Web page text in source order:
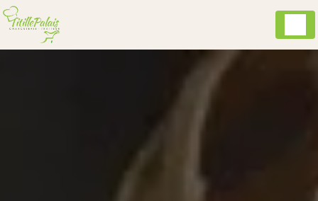
Panneau de gestion des cookies